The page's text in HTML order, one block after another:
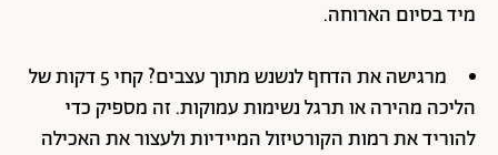
מיד בסיום הארוחה.
מרגישה את הדחף לנשנש מתוך עצבים? קחי 5 דקות של
הליכה מהירה או תרגל נשימות עמוקות. זה מספיק כדי
להוריד את רמות הקורטיזול המיידיות ולעצור את האכילה